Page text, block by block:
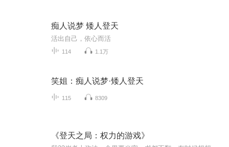
痴人说梦 矮人登天
活出自己，依心而活
114 1.1万
笑姐：痴人说梦·矮人登天
115 8309
《登天之局：权力的游戏》